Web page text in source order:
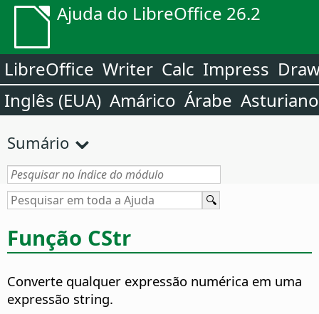
Ajuda do LibreOffice 26.2
LibreOffice Writer Calc Impress
Inglês (EUA) Amárico Árabe Asturiano
Sumário
Função CStr
Converte qualquer expressão numérica em uma
expressão string.